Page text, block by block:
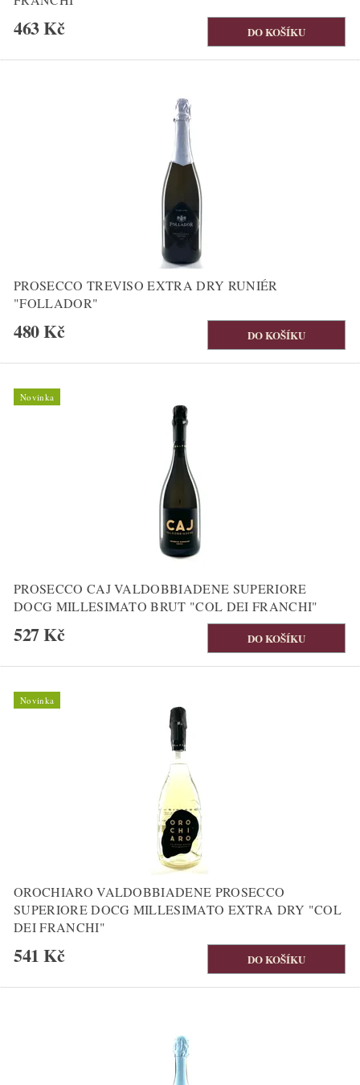
463 Kč
PROSECCO TREVISO EXTRA DRY RUNIÉR
"FOLLADOR"
480 Kč
Novinka
PROSECCO CAJ VALDOBBIADENE SUPERIORE
DOCG MILLESIMATO BRUT "COL DEI FRANCHI"
527 Kč
Novinka
OROCHIARO VALDOBBIADENE PROSECCO
SUPERIORE DOCG MILLESIMATO EXTRA DRY "COL
DEI FRANCHI"
541 Kč